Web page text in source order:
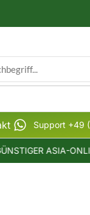
Support +49
ASIA-ONLINE-